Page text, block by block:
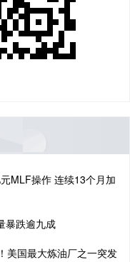
MLF操作 连续13个月加
暴跌逾九成
美国最大炼油厂之一突发